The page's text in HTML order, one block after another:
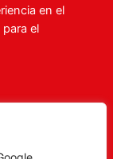
en el
el